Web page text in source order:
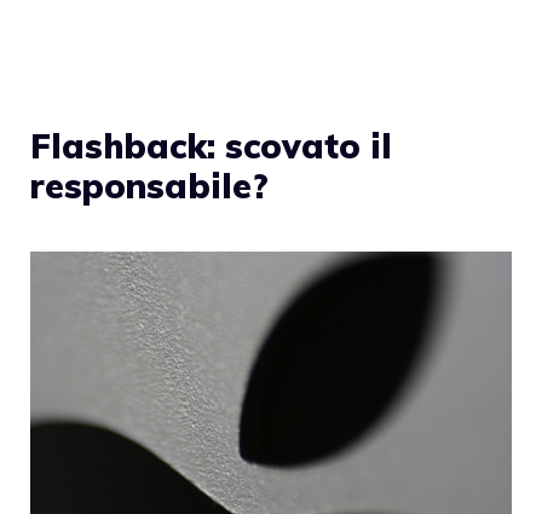
Flashback: scovato il
responsabile?